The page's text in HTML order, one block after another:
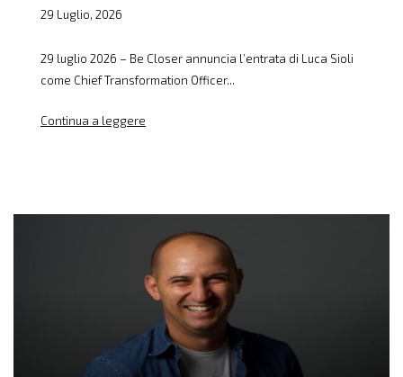
29 Luglio, 2026
29 luglio 2026 – Be Closer annuncia l’entrata di Luca Sioli
come Chief Transformation Officer...
Continua a leggere